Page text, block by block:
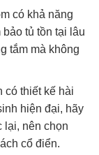
có khả năng
tủ tồn tại lâu
tắm mà không
có thiết kế hài
hiện đại, hãy
lại, nên chọn
cổ điển.